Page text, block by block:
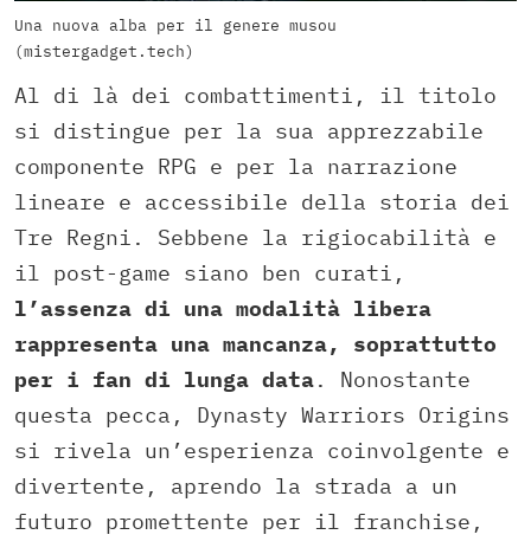
Una nuova alba per il genere musou
(mistergadget.tech)
Al di là dei combattimenti, il titolo
si distingue per la sua apprezzabile
componente RPG e per la narrazione
lineare e accessibile della storia dei
Tre Regni. Sebbene la rigiocabilità e
il post-game siano ben curati,
l’assenza di una modalità libera
rappresenta una mancanza, soprattutto
per i fan di lunga data. Nonostante
questa pecca, Dynasty Warriors Origins
si rivela un’esperienza coinvolgente e
divertente, aprendo la strada a un
futuro promettente per il franchise,